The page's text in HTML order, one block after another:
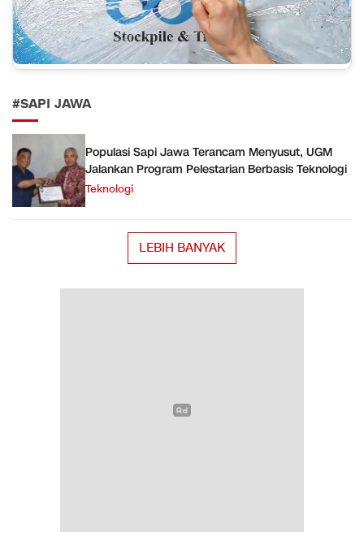
#SAPI JAWA
Populasi Sapi Jawa Terancam Menyusut, UGM
Jalankan Program Pelestarian Berbasis Teknologi
Teknologi
LEBIH BANYAK